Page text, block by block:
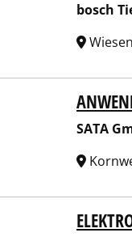
bosch
GmbH & Co. KG
SATA
Kartonagen